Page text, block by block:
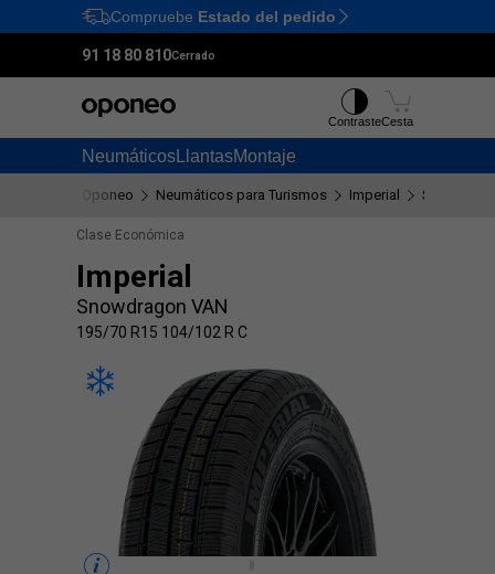
Ctrl M
Compruebe Estado del pedido
91 18 80 810Cerrado
Neumáticos LlantasMontaje
ContrasteCesta
Oponeo Neumáticos para Turismos Imperial
Clase Económica
Imperial
Snowdragon VAN
195/70 R15 104/102 R C